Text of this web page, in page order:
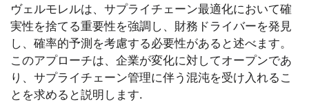
ヴェルモレルは、サプライチェーン最適化において確
実性を捨てる重要性を強調し、財務ドライバーを発見
し、確率的予測を考慮する必要性があると述べます。
このアプローチは、企業が変化に対してオープンであ
り、サプライチェーン管理に伴う混沌を受け入れるこ
とを求めると説明します.